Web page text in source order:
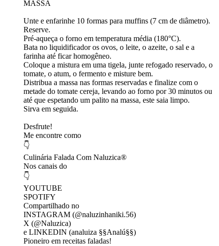
MASSA
Unte e enfarinhe 10 formas para muffins (7 cm de diâmetro).
Reserve.
Pré-aqueça o forno em temperatura média (180°C).
Bata no liquidificador os ovos, o leite, o azeite, o sal e a
farinha até ficar homogêneo.
Coloque a mistura em uma tigela, junte refogado reservado, o
tomate, o atum, o fermento e misture bem.
Distribua a massa nas formas reservadas e finalize com o
metade do tomate cereja, levando ao forno por 30 minutos ou
até que espetando um palito na massa, este saia limpo.
Sirva em seguida.
Desfrute!
Me encontre como
👇
Culinária Falada Com Naluzica®
Nos canais do
👇
YOUTUBE
SPOTIFY
Compartilhado no
INSTAGRAM (@naluzinhaniki.56)
X (@Naluzica)
e LINKEDIN (analuiza §§Analú§§)
Pioneiro em receitas faladas!